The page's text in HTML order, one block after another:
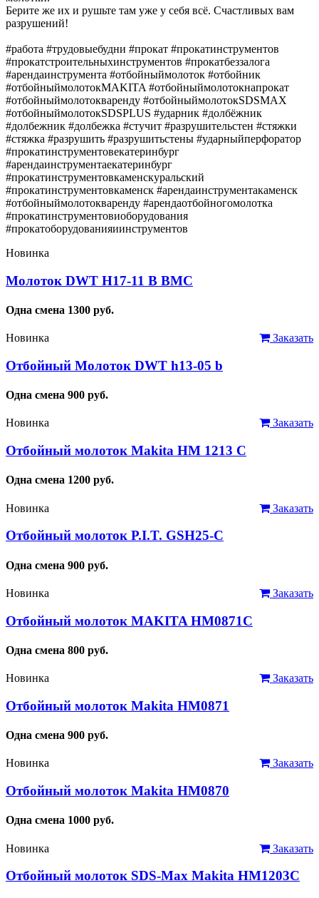
Берите же их и рушьте там уже у себя всё. Счастливых вам
разрушений!
#работа #трудовыебудни #прокат #прокатинструментов
#прокатстроительныхинструментов #прокатбеззалога
#арендаинструмента #отбойныймолоток #отбойник
#отбойныймолотокMAKITA #отбойныймолотокнапрокат
#отбойныймолотокваренду #отбойныймолотокSDSMAX
#отбойныймолотокSDSPLUS #ударник #долбёжник
#долбежник #долбежка #стучит #разрушительстен #стяжки
#стяжка #разрушить #разрушитьстены #ударныйперфоратор
#прокатинструментовекатеринбург
#арендаинструментаекатеринбург
#прокатинструментовкаменскуральский
#прокатинструментовкаменск #арендаинструментакаменск
#отбойныймолотокваренду #арендаотбойногомолотка
#прокатинструментовиоборудования
#прокатоборудованияиинструментов
Новинка
Молоток DWT H17-11 B BMC
Одна смена 1300 руб.
Заказать
Новинка
Отбойный Молоток DWT h13-05 b
Одна смена 900 руб.
Заказать
Новинка
Отбойный молоток Makita HM 1213 C
Одна смена 1200 руб.
Заказать
Новинка
Отбойный молоток P.I.T. GSH25-C
Одна смена 900 руб.
Заказать
Новинка
Отбойный молоток MAKITA HM0871C
Одна смена 800 руб.
Заказать
Новинка
Отбойный молоток Makita HM0871
Одна смена 900 руб.
Заказать
Новинка
Отбойный молоток Makita HM0870
Одна смена 1000 руб.
Заказать
Новинка
Отбойный молоток SDS-Мax Makita HM1203C